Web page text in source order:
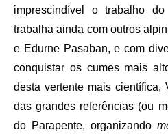
imprescindível o trabalho
trabalha ainda com outros
e Edurne Pasaban, e com
conquistar os cumes mais
desta vertente mais científica,
das grandes referências (ou
do Parapente, organizando